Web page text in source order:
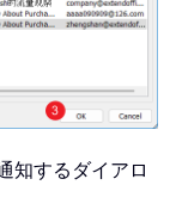
知するダイアロ